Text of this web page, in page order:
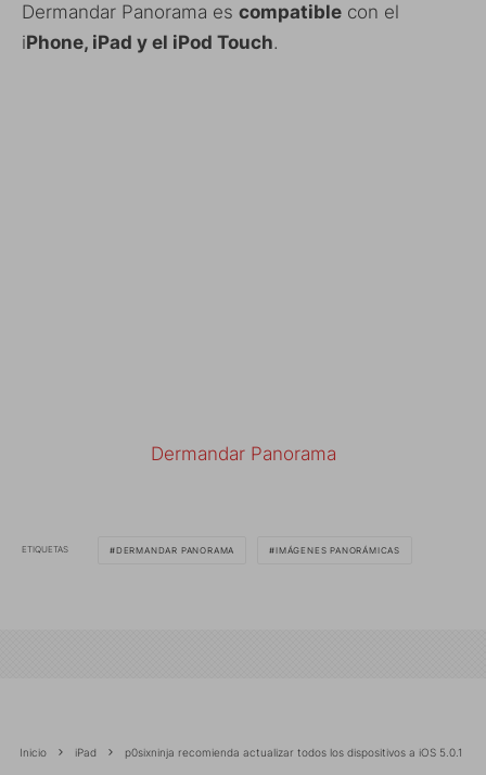
Dermandar Panorama es compatible con el
iPhone, iPad y el iPod Touch.
Dermandar Panorama
ETIQUETAS DERMANDAR PANORAMA IMÁGENES PANORÁMICAS
Inicio iPad p0sixninja recomienda actualizar todos los dispositivos a iOS 5.0.1